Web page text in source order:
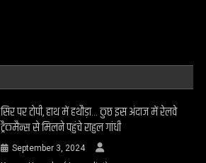
सिर पर टोपी, हाथ में हथौड़ा… कुछ इस अंदाज में रेलवे
ट्रैकमैन्स से मिलने पहुंचे राहुल गांधी
September 3, 2024